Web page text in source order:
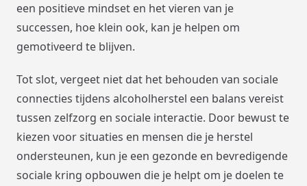
een positieve mindset en het vieren van je
successen, hoe klein ook, kan je helpen om
gemotiveerd te blijven.
Tot slot, vergeet niet dat het behouden van sociale
connecties tijdens alcoholherstel een balans vereist
tussen zelfzorg en sociale interactie. Door bewust te
kiezen voor situaties en mensen die je herstel
ondersteunen, kun je een gezonde en bevredigende
sociale kring opbouwen die je helpt om je doelen te